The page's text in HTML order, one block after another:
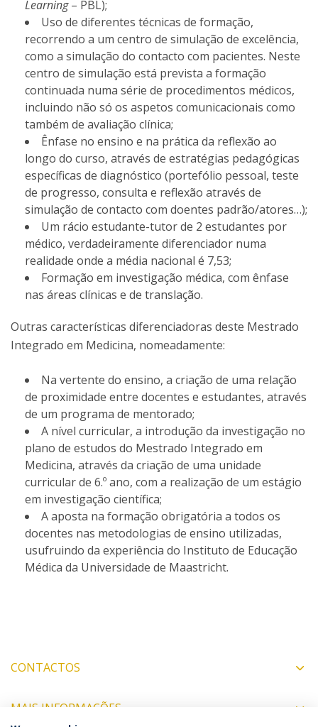
Learning– PBL);
Uso de diferentes técnicas de formação,
recorrendo a um centro de simulação de excelência,
como a simulação do contacto com pacientes. Neste
centro de simulação está prevista a formação
continuada numa série de procedimentos médicos,
incluindo não só os aspetos comunicacionais como
também de avaliação clínica;
Ênfase no ensino e na prática da reflexão ao
longo do curso, através de estratégias pedagógicas
específicas de diagnóstico (portefólio pessoal, teste
de progresso, consulta e reflexão através de
simulação de contacto com doentes padrão/atores…);
Um rácio estudante-tutor de 2 estudantes por
médico, verdadeiramente diferenciador numa
realidade onde a média nacional é 7,53;
Formação em investigação médica, com ênfase
nas áreas clínicas e de translação.
Outras características diferenciadoras deste Mestrado
Integrado em Medicina, nomeadamente:
Na vertente do ensino, a criação de uma relação
de proximidade entre docentes e estudantes, através
de um programa de mentorado;
A nível curricular, a introdução da investigação no
plano de estudos do Mestrado Integrado em
Medicina, através da criação de uma unidade
curricular de 6.º ano, com a realização de um estágio
em investigação científica;
A aposta na formação obrigatória a todos os
docentes nas metodologias de ensino utilizadas,
usufruindo da experiência do Instituto de Educação
Médica da Universidade de Maastricht.
CONTACTOS
MAIS INFORMAÇÕES